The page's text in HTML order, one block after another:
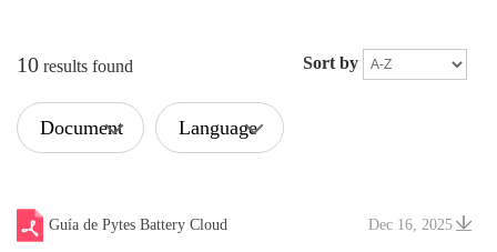
10 results found Sort by
Document Language
Dec 16, 2025
Guía de Pytes Battery Cloud